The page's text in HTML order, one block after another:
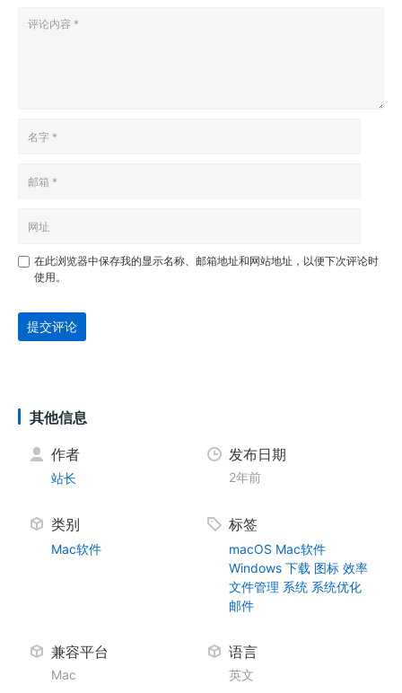
在此浏览器中保存我的显示名称、邮箱地址和网站地址，以便下次评论时
使用。
提交评论
其他信息
作者
站长
发布日期
2年前
类别
Mac软件
标签
macOS Mac软件
Windows 下载 图标 效率
文件管理 系统 系统优化
邮件
兼容平台
Mac
语言
英文